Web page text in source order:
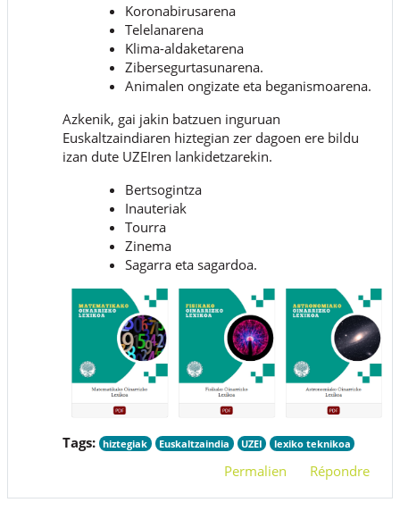
Koronabirusarena
Telelanarena
Klima-aldaketarena
Zibersegurtasunarena.
Animalen ongizate eta beganismoarena.
Azkenik, gai jakin batzuen inguruan
Euskaltzaindiaren hiztegian zer dagoen ere bildu
izan dute UZEIren lankidetzarekin.
Bertsogintza
Inauteriak
Tourra
Zinema
Sagarra eta sagardoa.
Tags: hiztegiak Euskaltzaindia UZEI lexiko teknikoa
Permalien Répondre